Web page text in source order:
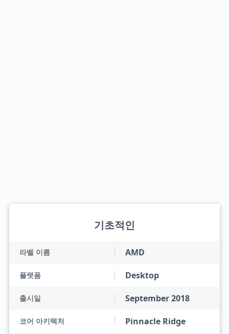
기초적인
라벨 이름 AMD
플랫폼 Desktop
출시일 September 2018
코어 아키텍처 Pinnacle Ridge